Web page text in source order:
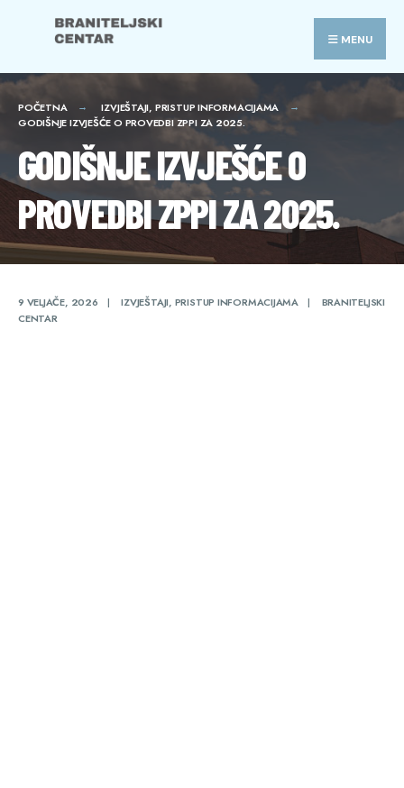
content
MENU
POČETNA IZVJEŠTAJI, PRISTUP INFORMACIJAMA
GODIŠNJE IZVJEŠĆE O PROVEDBI ZPPI ZA 2025.
GODIŠNJE IZVJEŠĆE O
PROVEDBI ZPPI ZA 2025.
9 VELJAČE, 2026 | IZVJEŠTAJI, PRISTUP INFORMACIJAMA |
BRANITELJSKI
CENTAR
for: